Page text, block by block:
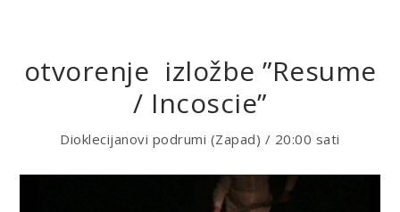
otvorenje izložbe ”Resume
/ Incoscie”
Dioklecijanovi podrumi (Zapad) / 20:00 sati